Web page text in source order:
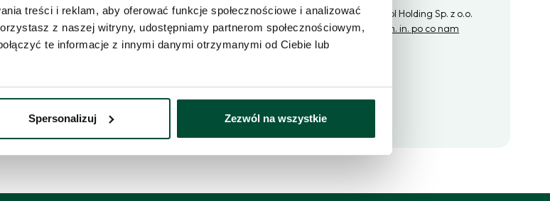
treści i reklam, aby oferować funkcje społecznościowe i analizować
z naszej witryny, udostępniamy partnerom społecznościowym,
te informacje z innymi danymi otrzymanymi od Ciebie lub
Spersonalizuj Zezwól na wszystkie
Administratorem danych osobowych jest Epol Holding Sp. z o.o.
z siedzibą w Łodzi, kliknij i dowiedz się więcej m. in. po co nam
Twoje dane i jakie masz prawa.